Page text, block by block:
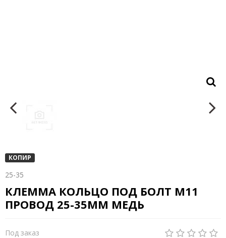
КОПИР
25-35
КЛЕММА КОЛЬЦО ПОД БОЛТ М11
ПРОВОД 25-35ММ МЕДЬ
Под заказ